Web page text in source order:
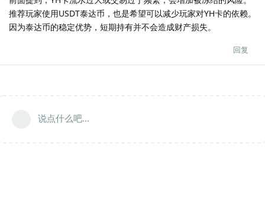
推荐玩家使用USDT泰达币，也是希望可以减少玩家对YH卡的依赖。
因为泰达币的稳定优势，短期持有并不会造成财产损失。
回复
说点什么吧...